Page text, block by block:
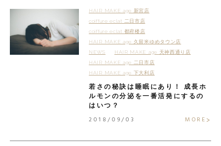
HAIR MAKE age 新宮店
coiffure eclat 二日市店
coiffure eclat 都府楼店
HAIR MAKE age 久留米ゆめタウン店
NEWS
HAIR MAKE age 天神西通り店
HAIR MAKE age 二日市店
HAIR MAKE age 下大利店
若さの秘訣は睡眠にあり！ 成長ホ
ルモンの分泌を一番活発にするの
はいつ？
2018/09/03 MORE